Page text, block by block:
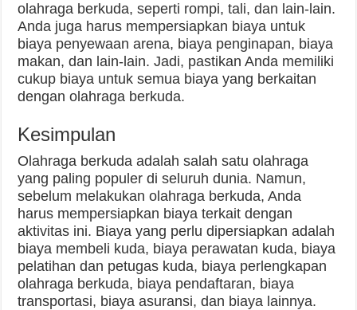
olahraga berkuda, seperti rompi, tali, dan lain-lain.
Anda juga harus mempersiapkan biaya untuk
biaya penyewaan arena, biaya penginapan, biaya
makan, dan lain-lain. Jadi, pastikan Anda memiliki
cukup biaya untuk semua biaya yang berkaitan
dengan olahraga berkuda.
Kesimpulan
Olahraga berkuda adalah salah satu olahraga
yang paling populer di seluruh dunia. Namun,
sebelum melakukan olahraga berkuda, Anda
harus mempersiapkan biaya terkait dengan
aktivitas ini. Biaya yang perlu dipersiapkan adalah
biaya membeli kuda, biaya perawatan kuda, biaya
pelatihan dan petugas kuda, biaya perlengkapan
olahraga berkuda, biaya pendaftaran, biaya
transportasi, biaya asuransi, dan biaya lainnya.